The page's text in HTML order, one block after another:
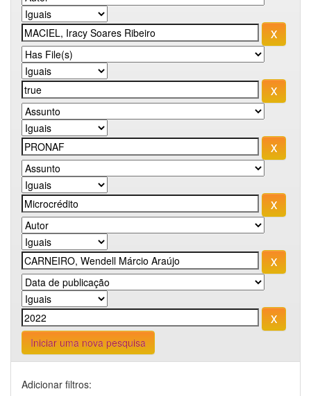
Iniciar uma nova pesquisa
Adicionar filtros: